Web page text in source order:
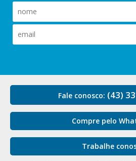
Fale conosco: (43)
Compre pelo
Trabalhe